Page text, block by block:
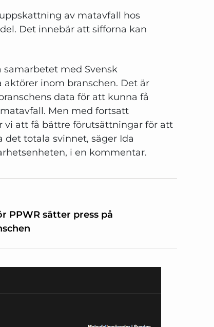
av matavfall hos
Det innebär att sifforna kan
samarbetet med Svensk
inom branschen. Det är
data för att kunna få
Men med fortsatt
att få bättre förutsättningar för att
totala svinnet, säger Ida
i en kommentar.
PPWR sätter press på